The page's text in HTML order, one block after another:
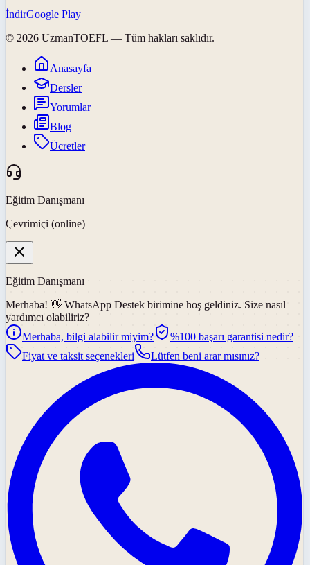
İndirGoogle Play
© 2026 UzmanTOEFL — Tüm hakları saklıdır.
Anasayfa
Dersler
Yorumlar
Blog
Ücretler
Eğitim Danışmanı
Çevrimiçi (online)
Eğitim Danışmanı
Merhaba! 👋 WhatsApp Destek birimine hoş geldiniz. Size nasıl
yardımcı olabiliriz?
Merhaba, bilgi alabilir miyim?
%100 başarı garantisi nedir?
Fiyat ve taksit seçenekleri
Lütfen beni arar mısınız?